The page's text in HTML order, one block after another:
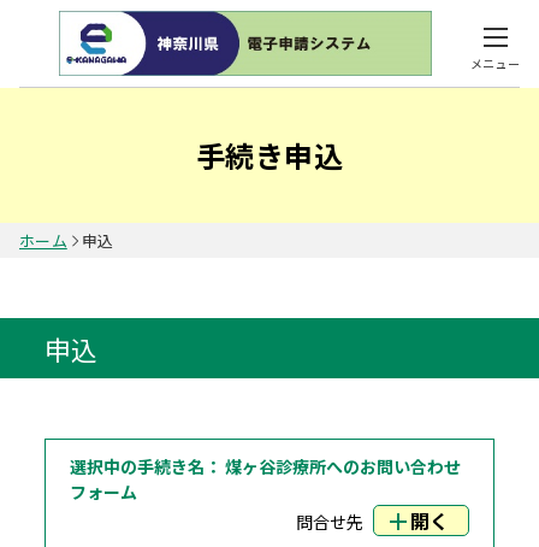
メニュー
手続き申込
ホーム 申込
申込
選択中の手続き名： 煤ヶ谷診療所へのお問い合わせ
フォーム
問合せ先
開く